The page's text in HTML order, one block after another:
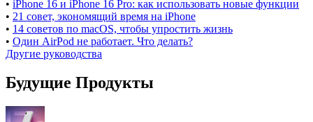
• iPhone 16 и iPhone 16 Pro: как использовать новые функции
• 21 совет, экономящий время на iPhone
• 14 советов по macOS, чтобы упростить жизнь
• Один AirPod не работает. Что делать?
Другие руководства
Будущие Продукты